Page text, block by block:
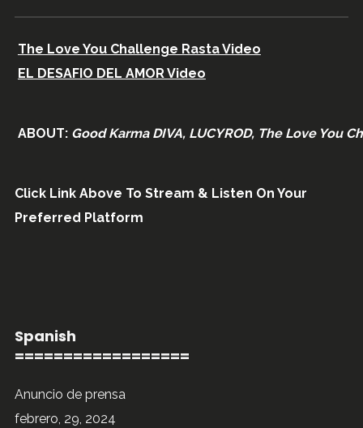
The Love You Challenge Rasta Video
EL DESAFIO DEL AMOR Video
ABOUT: Good Karma DIVA, LUCYROD, The Love You
Click Link Above To Stream & Listen On Your
Preferred Platform
Spanish
==================
Anuncio de prensa
febrero, 29, 2024